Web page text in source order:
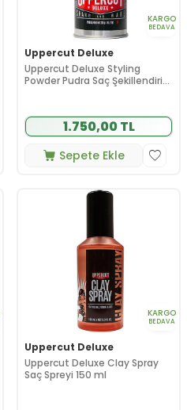
KARGO
BEDAVA
Uppercut Deluxe
Uppercut Deluxe Styling
Powder Pudra Saç Şekillendirici
1.750,00 TL
Sepete Ekle
KARGO
BEDAVA
Uppercut Deluxe
Uppercut Deluxe Clay Spray
Saç Spreyi 150 ml